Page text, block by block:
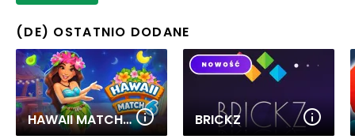
(DE) OSTATNIO DODANE
HAWAII MATCH 6 BRICKZ